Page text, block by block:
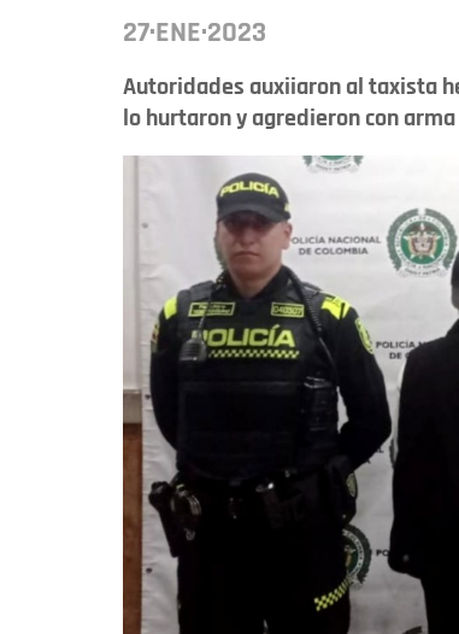
27·ENE·2023
Autoridades auxiiaron al taxista
lo hurtaron y agredieron con